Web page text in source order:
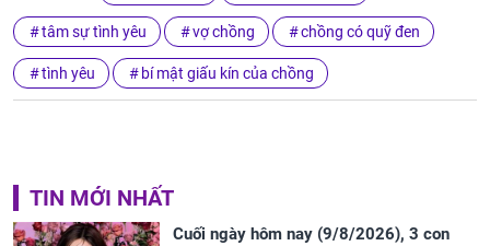
tâm sự tình yêu vợ chồng chồng có quỹ đen
tình yêu bí mật giấu kín của chồng
TIN MỚI NHẤT
Cuối ngày hôm nay (9/8/2026), 3 con